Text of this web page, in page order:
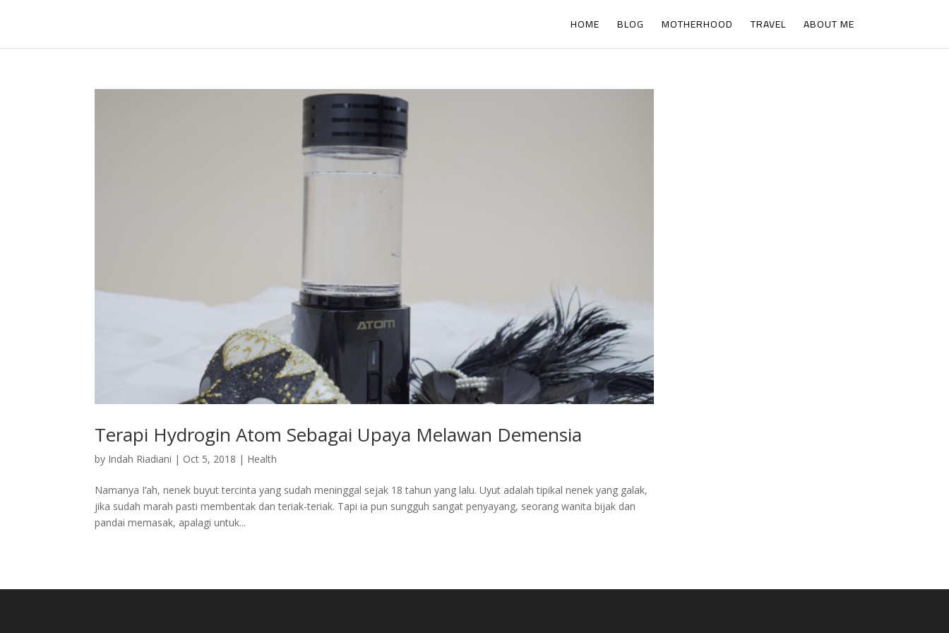
HOME BLOG MOTHERHOOD TRAVEL ABOUT ME
Terapi Hydrogin Atom Sebagai Upaya Melawan Demensia
by Indah Riadiani | Oct 5, 2018 | Health
Namanya I’ah, nenek buyut tercinta yang sudah meninggal sejak 18 tahun yang lalu. Uyut adalah tipikal nenek yang galak,
jika sudah marah pasti membentak dan teriak-teriak. Tapi ia pun sungguh sangat penyayang, seorang wanita bijak dan
pandai memasak, apalagi untuk...